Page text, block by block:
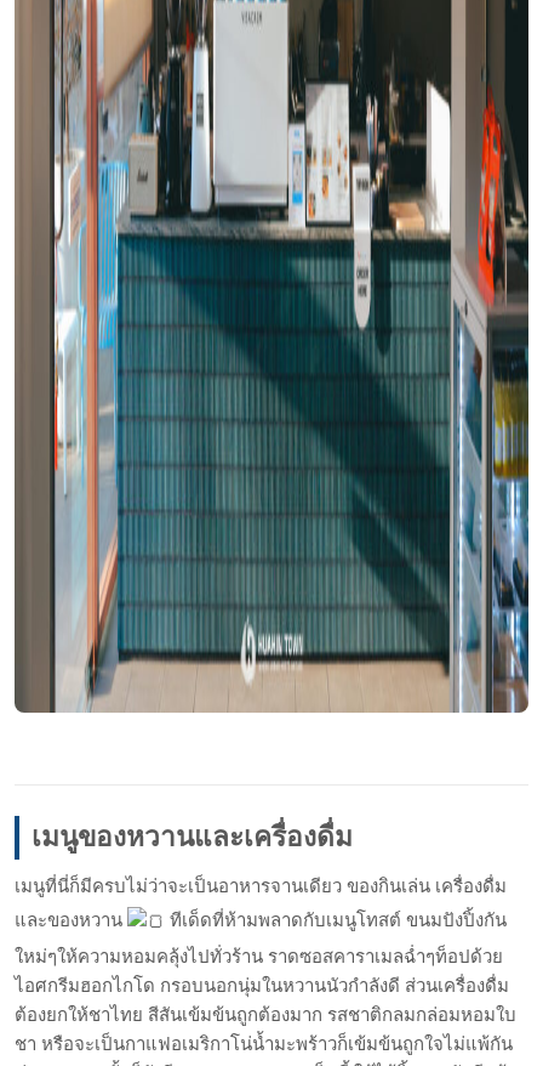
เมนูของหวานและเครื่องดื่ม
เมนูที่นี่ก็มีครบไม่ว่าจะเป็นอาหารจานเดียว ของกินเล่น เครื่องดื่ม
และของหวาน
ทีเด็ดที่ห้ามพลาดกับเมนูโทสต์ ขนมปังปิ้งกัน
ใหม่ๆให้ความหอมคลุ้งไปทั่วร้าน ราดซอสคาราเมลฉ่ำๆท็อปด้วย
ไอศกรีมฮอกไกโด กรอบนอกนุ่มในหวานนัวกำลังดี ส่วนเครื่องดื่ม
ต้องยกให้ชาไทย สีสันเข้มข้นถูกต้องมาก รสชาติกลมกล่อมหอมใบ
ชา หรือจะเป็นกาแฟอเมริกาโน่น้ำมะพร้าวก็เข้มข้นถูกใจไม่แพ้กัน